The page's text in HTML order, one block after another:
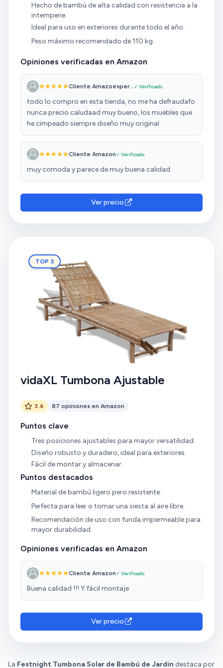
Hecho de bambú de alta calidad con resistencia a la
intemperie.
Ideal para uso en exteriores durante todo el año.
Peso máximo recomendado de 110 kg.
Opiniones verificadas en Amazon
Cliente Amazoesper...✓ Verificado
todo lo compro en esta tienda, no me ha defraudafo
nunca precio caludaad muy bueno, los muebles que
he cimpeado siempre diseño muy original
Cliente Amazon✓ Verificado
muy comoda y parece de muy buena calidad
Ver precio
TOP 3
vidaXL Tumbona Ajustable
3.4 87 opiniones en Amazon
Puntos clave
Tres posiciones ajustables para mayor versatilidad.
Diseño robusto y duradero, ideal para exteriores.
Fácil de montar y almacenar.
Puntos destacados
Material de bambú ligero pero resistente.
Perfecta para leer o tomar una siesta al aire libre.
Recomendación de uso con funda impermeable para
mayor durabilidad.
Opiniones verificadas en Amazon
Cliente Amazon✓ Verificado
Buena calidad !!! Y fácil montaje
Ver precio
La Festnight Tumbona Solar de Bambú de Jardin destaca por